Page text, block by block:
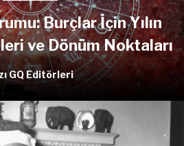
Burçlar İçin Yılın
ve Dönüm Noktaları
GQ Editörleri